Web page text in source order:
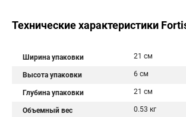
Технические характеристики
Ширина упаковки 21 см
Высота упаковки 6 см
Глубина упаковки 21 см
Объемный вес 0.53 кг